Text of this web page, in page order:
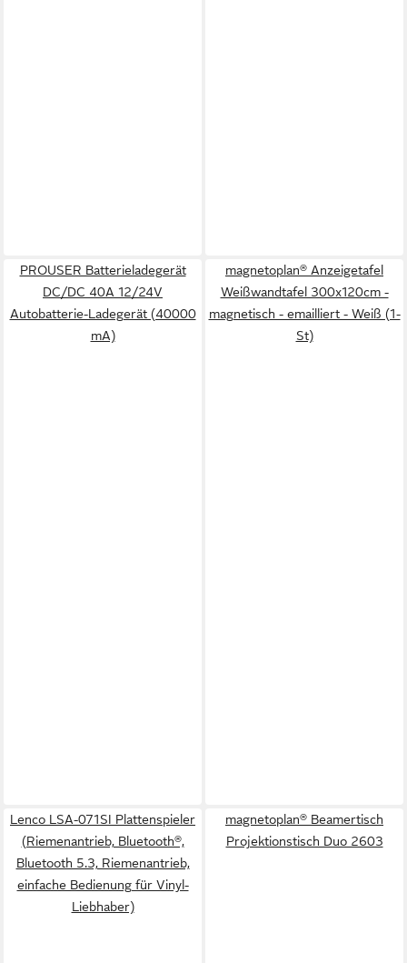
PROUSER Batterieladegerät
DC/DC 40A 12/24V
Autobatterie-Ladegerät (40000
mA)
magnetoplan® Anzeigetafel
Weißwandtafel 300x120cm -
magnetisch - emailliert - Weiß (1-
St)
Lenco LSA-071SI Plattenspieler
(Riemenantrieb, Bluetooth®,
Bluetooth 5.3, Riemenantrieb,
einfache Bedienung für Vinyl-
Liebhaber)
magnetoplan® Beamertisch
Projektionstisch Duo 2603